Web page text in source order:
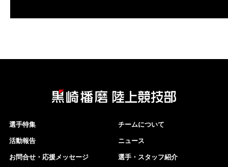
チームについて
ニュース
選手・スタッフ紹介
選手特集
活動報告
お問合せ・応援メッセージ